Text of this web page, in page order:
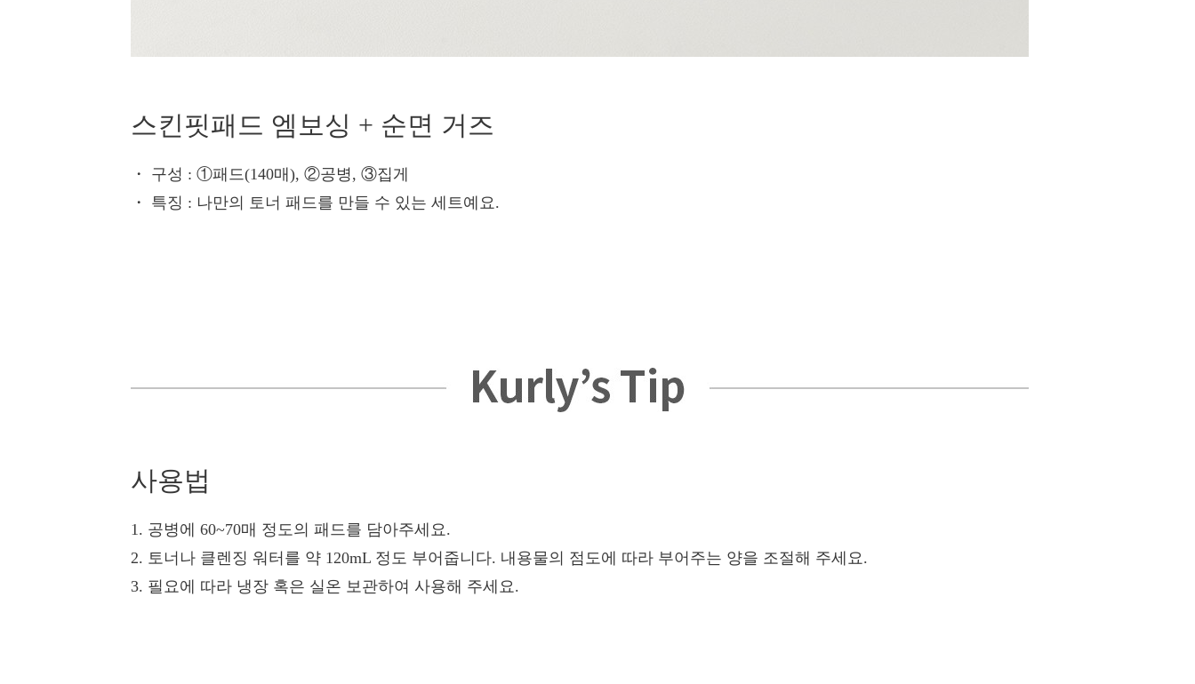
스킨핏패드 엠보싱 + 순면 거즈
・ 구성 : ①패드(140매), ②공병, ③집게
・ 특징 : 나만의 토너 패드를 만들 수 있는 세트예요.
사용법
1. 공병에 60~70매 정도의 패드를 담아주세요.
2. 토너나 클렌징 워터를 약 120mL 정도 부어줍니다. 내용물의 점도에 따라 부어주는 양을 조절해 주세요.
3. 필요에 따라 냉장 혹은 실온 보관하여 사용해 주세요.